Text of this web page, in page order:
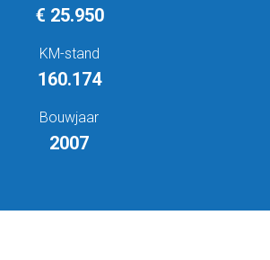
€ 25.950
KM-stand
160.174
Bouwjaar
2007